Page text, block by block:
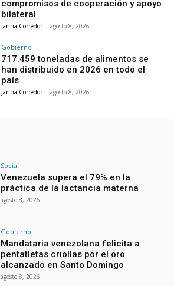
compromisos de cooperación y apoyo
bilateral
Janna Corredor - agosto 8, 2026
Gobierno
717.459 toneladas de alimentos se
han distribuido en 2026 en todo el
país
Janna Corredor - agosto 8, 2026
Social
Venezuela supera el 79% en la
práctica de la lactancia materna
agosto 8, 2026
Gobierno
Mandataria venezolana felicita a
pentatletas criollas por el oro
alcanzado en Santo Domingo
agosto 8, 2026